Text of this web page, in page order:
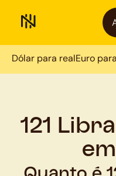
Dólar para realEuro
121